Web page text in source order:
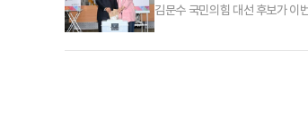
김문수 국민의힘 대선 후보가 이
미래를 선택하는 날"이라며 "괴